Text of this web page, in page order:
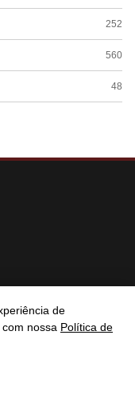
de
nossa Política de
252
560
48
atualizado com foco
de maneira